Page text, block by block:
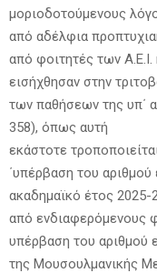
μοριοδοτούμενους
από αδέλφια
από φοιτητές των
εισήχθησαν στην
των παθήσεων της υπ΄
358), όπως αυτή
εκάστοτε
΄υπέρβαση του
ακαδημαϊκό έτος 2025-
από ενδιαφερόμενους
υπέρβαση του αριθμού
της Μουσουλμανικής